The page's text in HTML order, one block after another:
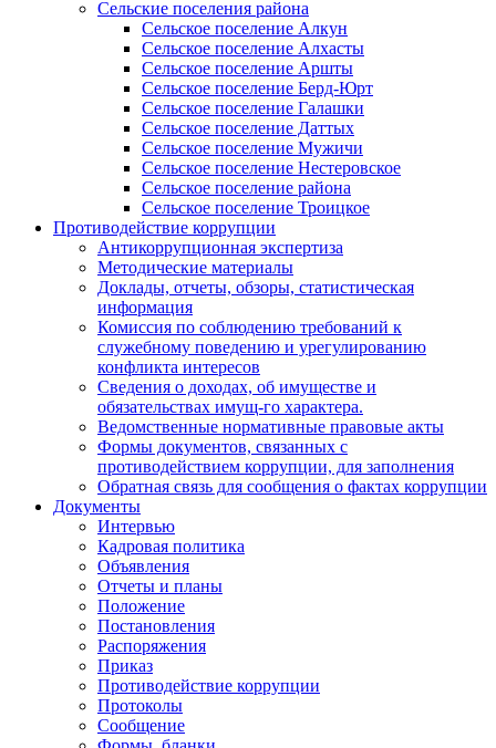
Сельские поселения района
Сельское поселение Алкун
Сельское поселение Алхасты
Сельское поселение Аршты
Сельское поселение Берд-Юрт
Сельское поселение Галашки
Сельское поселение Даттых
Сельское поселение Мужичи
Сельское поселение Нестеровское
Сельское поселение района
Сельское поселение Троицкое
Противодействие коррупции
Антикоррупционная экспертиза
Методические материалы
Доклады, отчеты, обзоры, статистическая
информация
Комиссия по соблюдению требований к
служебному поведению и урегулированию
конфликта интересов
Сведения о доходах, об имуществе и
обязательствах имущ-го характера.
Ведомственные нормативные правовые акты
Формы документов, связанных с
противодействием коррупции, для заполнения
Обратная связь для сообщения о фактах коррупции
Документы
Интервью
Кадровая политика
Объявления
Отчеты и планы
Положение
Постановления
Распоряжения
Приказ
Противодействие коррупции
Протоколы
Сообщение